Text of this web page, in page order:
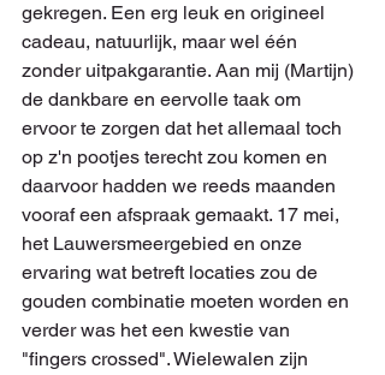
gekregen. Een erg leuk en origineel
cadeau, natuurlijk, maar wel één
zonder uitpakgarantie. Aan mij (Martijn)
de dankbare en eervolle taak om
ervoor te zorgen dat het allemaal toch
op z'n pootjes terecht zou komen en
daarvoor hadden we reeds maanden
vooraf een afspraak gemaakt. 17 mei,
het Lauwersmeergebied en onze
ervaring wat betreft locaties zou de
gouden combinatie moeten worden en
verder was het een kwestie van
"fingers crossed". Wielewalen zijn